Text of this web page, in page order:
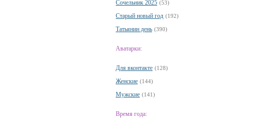
Сочельник 2025 (53)
Старый новый год (192)
Татьянин день (390)
Аватарки:
Для вконтакте (128)
Женские (144)
Мужские (141)
Время года: